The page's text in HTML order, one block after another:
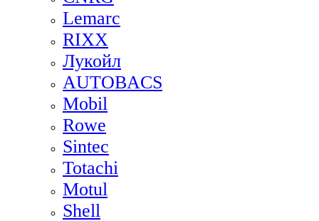
Lemarc
RIXX
Лукойл
AUTOBACS
Mobil
Rowe
Sintec
Totachi
Motul
Shell